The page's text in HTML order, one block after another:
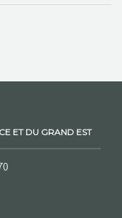
ET DU GRAND EST